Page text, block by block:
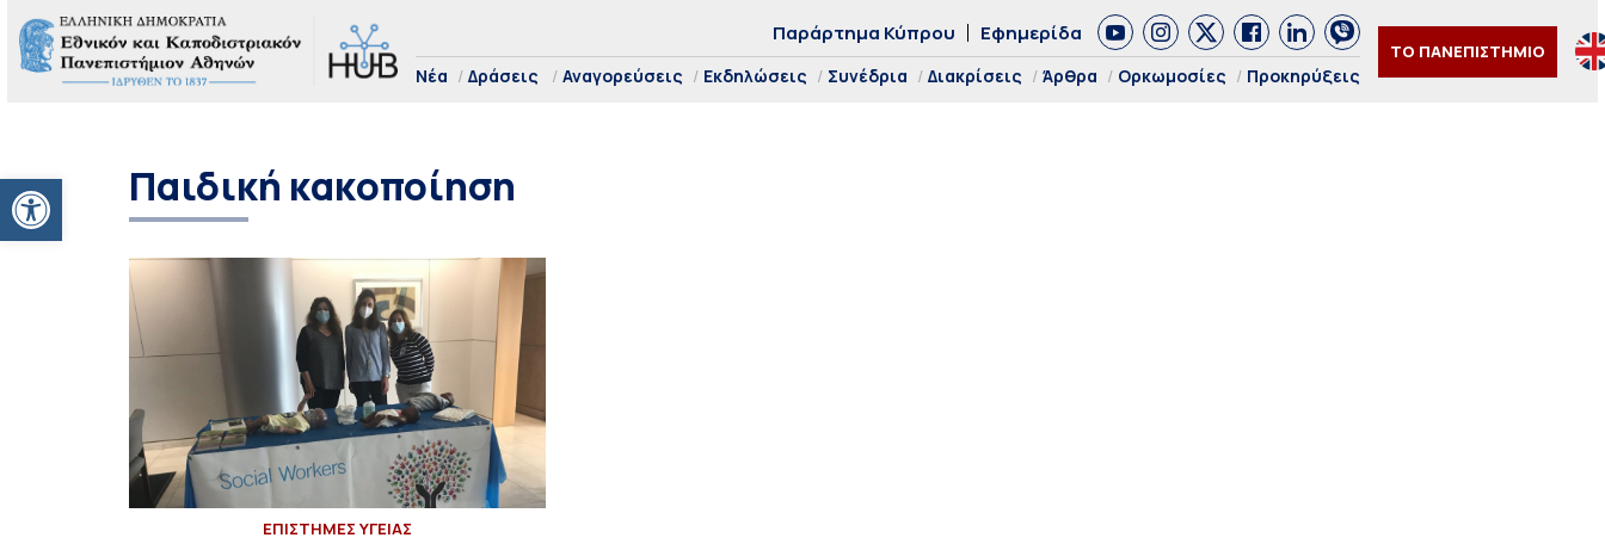
Ανοίξτε τη γραμμή εργαλείων
Παράρτημα Κύπρου Εφημερίδα
Νέα Δράσεις Αναγορεύσεις Εκδηλώσεις Συνέδρια Διακρίσεις Άρθρα Ορκωμοσίες Προκηρύξεις
ΤΟ ΠΑΝΕΠΙΣΤΗΜΙΟ
Παιδική κακοποίηση
ΕΠΙΣΤΗΜΕΣ ΥΓΕΙΑΣ